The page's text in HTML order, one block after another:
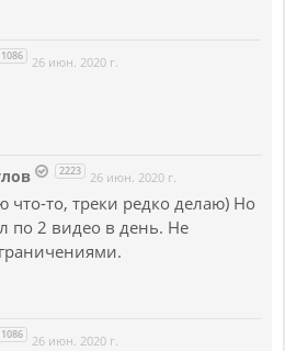
1086 26 июн. 2020 г.
2223 26 июн. 2020 г.
что-то, треки редко делаю) Но
по 2 видео в день. Не
1086 26 июн. 2020 г.